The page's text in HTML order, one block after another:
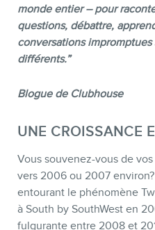
monde entier – pour
questions, débattre,
conversations
différents.”
Blogue de Clubhouse
UNE CROISSANCE
Vous souvenez-vous de
vers 2006 ou 2007
entourant le phénomène
à South by SouthWest en
fulgurante entre 2008 et